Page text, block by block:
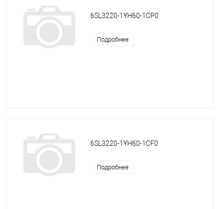
6SL3220-1YH60-1CP0
Подробнее
6SL3220-1YH60-1CF0
Подробнее